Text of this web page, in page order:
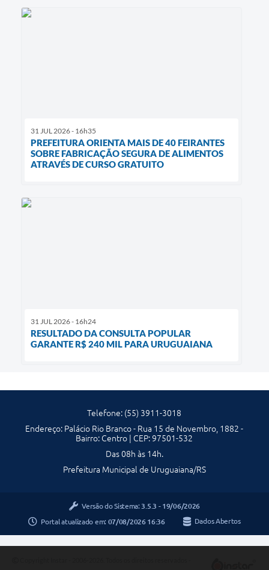
31 JUL 2026 - 16h35
PREFEITURA ORIENTA MAIS DE 40 FEIRANTES
SOBRE FABRICAÇÃO SEGURA DE ALIMENTOS
ATRAVÉS DE CURSO GRATUITO
31 JUL 2026 - 16h24
RESULTADO DA CONSULTA POPULAR
GARANTE R$ 240 MIL PARA URUGUAIANA
Telefone: (55) 3911-3018
Endereço: Palácio Rio Branco - Rua 15 de Novembro, 1882 -
Bairro: Centro | CEP: 97501-532
Das 08h às 14h.
Prefeitura Municipal de Uruguaiana/RS
Versão do Sistema: 3.5.3 - 19/06/2026
Portal atualizado em: 07/08/2026 16:36 Dados Abertos